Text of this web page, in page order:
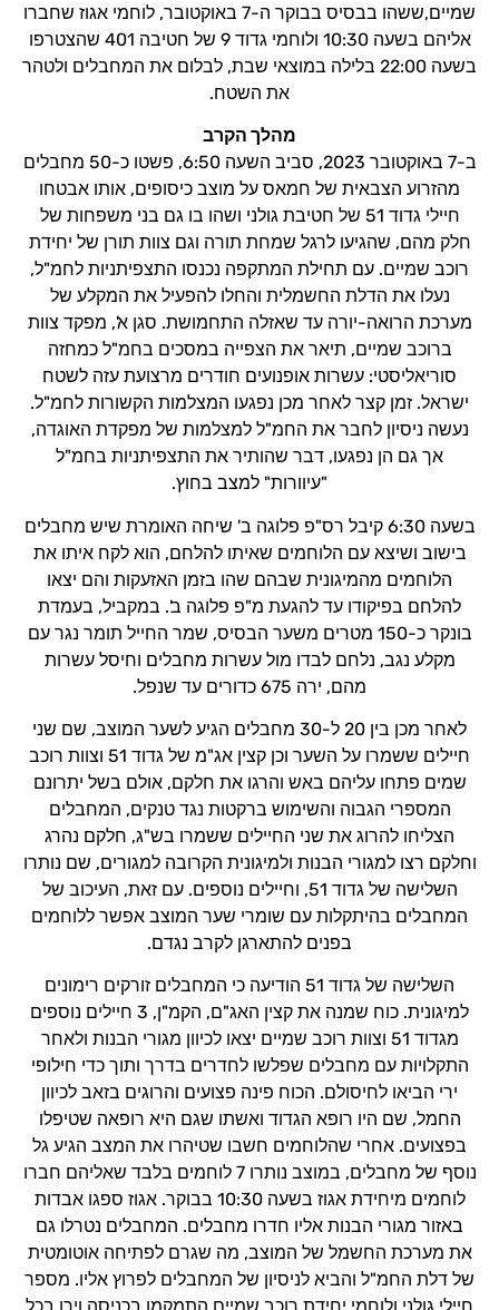
שמיים,ששהו בבסיס בבוקר ה-7 באוקטובר, לוחמי אגוז שחברו
אליהם בשעה 10:30 ולוחמי גדוד 9 של חטיבה 401 שהצטרפו
בשעה 22:00 בלילה במוצאי שבת, לבלום את המחבלים ולטהר
את השטח.
מהלך הקרב
ב-7 באוקטובר 2023, סביב השעה 6:50, פשטו כ-50 מחבלים
מהזרוע הצבאית של חמאס על מוצב כיסופים, אותו אבטחו
חיילי גדוד 51 של חטיבת גולני ושהו בו גם בני משפחות של
חלק מהם, שהגיעו לרגל שמחת תורה וגם צוות תורן של יחידת
רוכב שמיים. עם תחילת המתקפה נכנסו התצפיתניות לחמ"ל,
נעלו את הדלת החשמלית והחלו להפעיל את המקלע של
מערכת הרואה-יורה עד שאזלה התחמושת. סגן א', מפקד צוות
ברוכב שמיים, תיאר את הצפייה במסכים בחמ"ל כמחזה
סוריאליסטי: עשרות אופנועים חודרים מרצועת עזה לשטח
ישראל. זמן קצר לאחר מכן נפגעו המצלמות הקשורות לחמ"ל.
נעשה ניסיון לחבר את החמ"ל למצלמות של מפקדת האוגדה,
אך גם הן נפגעו, דבר שהותיר את התצפיתניות בחמ"ל
"עיוורות" למצב בחוץ.
בשעה 6:30 קיבל רס"פ פלוגה ב' שיחה האומרת שיש מחבלים
בישוב ושיצא עם הלוחמים שאיתו להלחם, הוא לקח איתו את
הלוחמים מהמיגונית שבהם שהו בזמן האזעקות והם יצאו
להלחם בפיקודו עד להגעת מ"פ פלוגה ב'. במקביל, בעמדת
בונקר כ-150 מטרים משער הבסיס, שמר החייל תומר נגר עם
מקלע נגב, נלחם לבדו מול עשרות מחבלים וחיסל עשרות
מהם, ירה 675 כדורים עד שנפל.
לאחר מכן בין 20 ל-30 מחבלים הגיע לשער המוצב, שם שני
חיילים ששמרו על השער וכן קצין אג"מ של גדוד 51 וצוות רוכב
שמים פתחו עליהם באש והרגו את חלקם, אולם בשל יתרונם
המספרי הגבוה והשימוש ברקטות נגד טנקים, המחבלים
הצליחו להרוג את שני החיילים ששמרו בש"ג, חלקם נהרג
וחלקם רצו למגורי הבנות ולמיגונית הקרובה למגורים, שם נותרו
השלישה של גדוד 51, וחיילים נוספים. עם זאת, העיכוב של
המחבלים בהיתקלות עם שומרי שער המוצב אפשר ללוחמים
בפנים להתארגן לקרב נגדם.
השלישה של גדוד 51 הודיעה כי המחבלים זורקים רימונים
למיגונית. כוח שמנה את קצין האג"ם, הקמ"ן, 3 חיילים נוספים
מגדוד 51 וצוות רוכב שמיים יצאו לכיוון מגורי הבנות ולאחר
התקלויות עם מחבלים שפלשו לחדרים בדרך ותוך כדי חילופי
ירי הביאו לחיסולם. הכוח פינה פצועים והרוגים בזאב לכיוון
החמל, שם היו רופא הגדוד ואשתו שגם היא רופאה שטיפלו
בפצועים. אחרי שהלוחמים חשבו שטיהרו את המצב הגיע גל
נוסף של מחבלים, במוצב נותרו 7 לוחמים בלבד שאליהם חברו
לוחמים מיחידת אגוז בשעה 10:30 בבוקר. אגוז ספגו אבדות
באזור מגורי הבנות אליו חדרו מחבלים. המחבלים נטרלו גם
את מערכת החשמל של המוצב, מה שגרם לפתיחה אוטומטית
של דלת החמ"ל והביא לניסיון של המחבלים לפרוץ אליו. מספר